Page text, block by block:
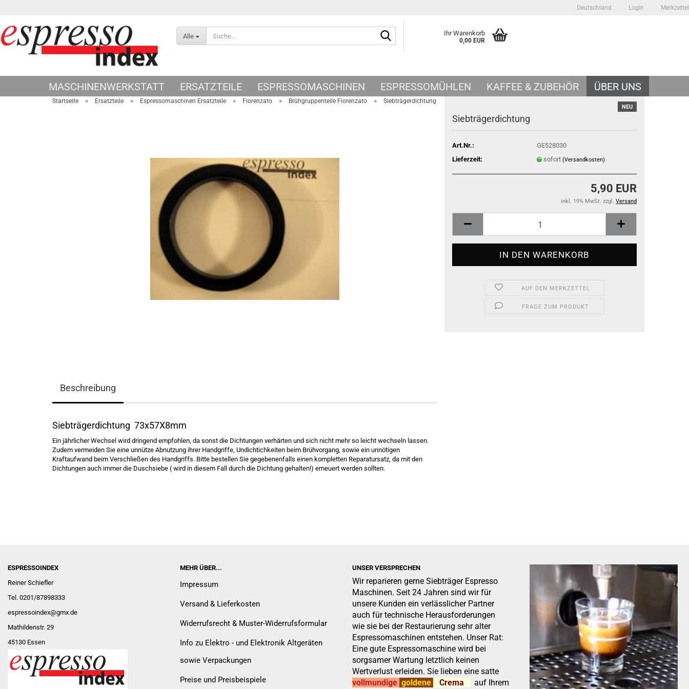
Deutschland Login Merkzettel
Alle Ihr Warenkorb
0,00 EUR
MASCHINENWERKSTATT ERSATZTEILE ESPRESSOMASCHINEN ESPRESSOMÜHLEN KAFFEE & ZUBEHÖR ÜBER UNS
Startseite » Ersatzteile » Espressomaschinen Ersatzteile » Fiorenzato » Brühgruppenteile Fiorenzato » Siebträgerdichtung
NEU
Siebträgerdichtung
Art.Nr.:
GE528030
Lieferzeit:
sofort (Versandkosten)
5,90 EUR
inkl. 19% MwSt. zzgl. Versand
AUF DEN MERKZETTEL
FRAGE ZUM PRODUKT
Beschreibung
Siebträgerdichtung 73x57X8mm
Ein jährlicher Wechsel wird dringend empfohlen, da sonst die Dichtungen verhärten und sich nicht mehr so leicht wechseln lassen.
Zudem vermeiden Sie eine unnütze Abnutzung ihrer Handgriffe, Undichtichkeiten beim Brühvorgang, sowie ein unnötigen
Kraftaufwand beim Verschließen des Handgriffs. Bitte bestellen Sie gegebenenfalls einen kompletten Reparatursatz, da mit den
Dichtungen auch immer die Duschsiebe ( wird in diesem Fall durch die Dichtung gehalten!) erneuert werden sollten.
MEHR ÜBER...
Impressum
Versand & Lieferkosten
Widerrufsrecht & Muster-Widerrufsformular
Info zu Elektro - und Elektronik Altgeräten
sowie Verpackungen
Preise und Preisbeispiele
UNSER VERSPRECHEN
Wir reparieren gerne Siebträger Espresso
Maschinen. Seit 24 Jahren sind wir für
unsere Kunden ein verlässlicher Partner
auch für technische Herausforderungen
wie sie bei der Restaurierung sehr alter
Espressomaschinen entstehen. Unser Rat:
Eine gute Espressomaschine wird bei
sorgsamer Wartung letztlich keinen
Wertverlust erleiden. Sie lieben eine satte
vollmundige goldene Crema auf Ihrem
ESPRESSOINDEX
Reiner Schiefler
Tel. 0201/87898333
espressoindex@gmx.de
Mathildenstr. 29
45130 Essen